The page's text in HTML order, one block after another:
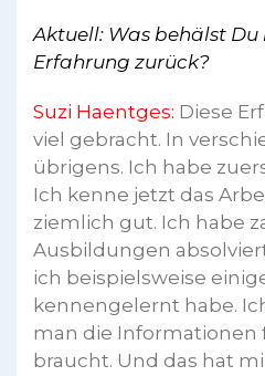
Aktuell: Was behälst Du
Erfahrung zurück?
Suzi Haentges: Diese
viel gebracht. In
übrigens. Ich habe
Ich kenne jetzt das
ziemlich gut. Ich habe
Ausbildungen
ich beispielsweise
kennengelernt habe.
man die Informationen
braucht. Und das hat